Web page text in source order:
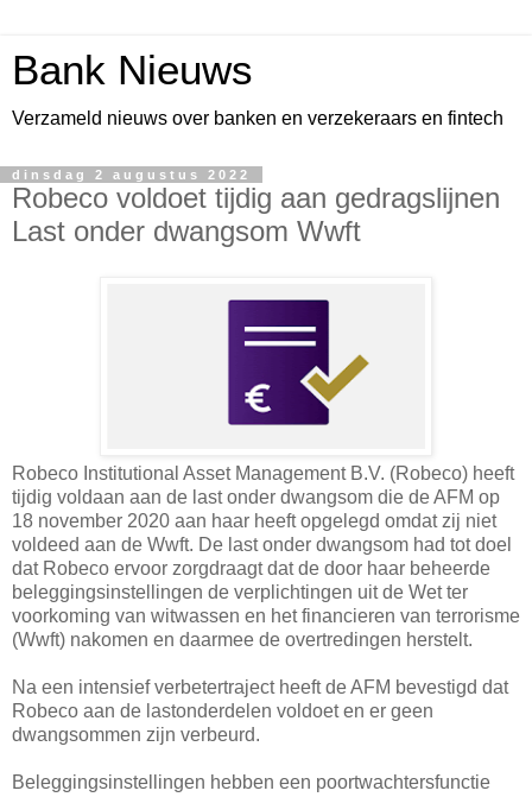
Bank Nieuws
Verzameld nieuws over banken en verzekeraars en fintech
dinsdag 2 augustus 2022
Robeco voldoet tijdig aan gedragslijnen
Last onder dwangsom Wwft
Robeco Institutional Asset Management B.V. (Robeco) heeft
tijdig voldaan aan de last onder dwangsom die de AFM op
18 november 2020 aan haar heeft opgelegd omdat zij niet
voldeed aan de Wwft. De last onder dwangsom had tot doel
dat Robeco ervoor zorgdraagt dat de door haar beheerde
beleggingsinstellingen de verplichtingen uit de Wet ter
voorkoming van witwassen en het financieren van terrorisme
(Wwft) nakomen en daarmee de overtredingen herstelt.
Na een intensief verbetertraject heeft de AFM bevestigd dat
Robeco aan de lastonderdelen voldoet en er geen
dwangsommen zijn verbeurd.
Beleggingsinstellingen hebben een poortwachtersfunctie